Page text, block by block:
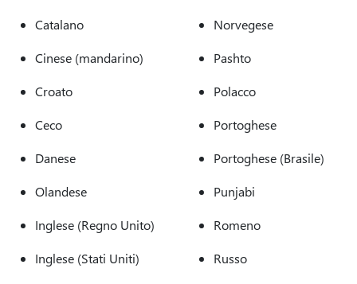
Catalano
Cinese (mandarino)
Croato
Ceco
Danese
Olandese
Inglese (Regno Unito)
Inglese (Stati Uniti)
Norvegese
Pashto
Polacco
Portoghese
Portoghese (Brasile)
Punjabi
Romeno
Russo